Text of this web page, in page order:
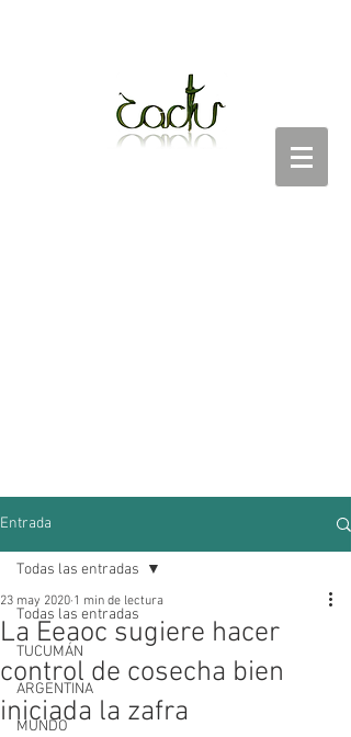
Entrada
Todas las entradas
TUCUMÁN
ARGENTINA
MUNDO
Todas las entradas
La Eeaoc sugiere hacer
control de cosecha bien
iniciada la zafra
23 may 2020 1 min de lectura